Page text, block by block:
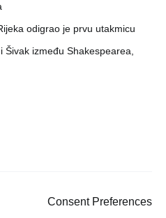
odigrao je prvu utakmicu
Šivak između Shakespearea,
Consent Preferences